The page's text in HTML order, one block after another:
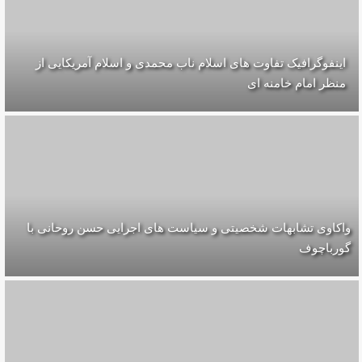
اینفوگرافیک تفاوت های اسلام ناب محمدی و اسلام آمریکایی از
منظر امام خامنه ای
واکاوی تشابهات شخصیتی و سیاست های اجرایی حسن روحانی با
گورباچوف